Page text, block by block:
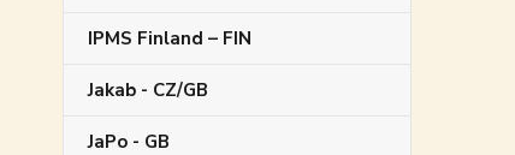
IPMS Finland – FIN
Jakab - CZ/GB
JaPo - GB